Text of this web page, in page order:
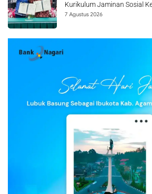
Kurikulum Jaminan Sosial
7 Agustus 2026